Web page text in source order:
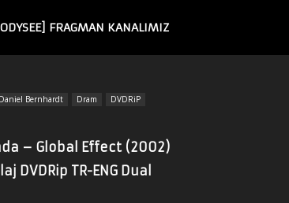
[ODYSEE] FRAGMAN KANALIMIZ
Daniel Bernhardt Dram
DVDRiP
– Global Effect (2002)
DVDRip TR-ENG Dual